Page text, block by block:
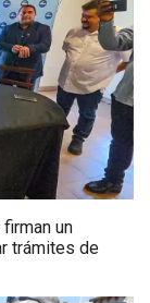
un
trámites de